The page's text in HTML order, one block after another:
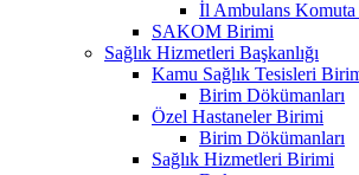
İl Ambulans
SAKOM Birimi
Sağlık Hizmetleri Başkanlığı
Kamu Sağlık Tesisleri
Birim Dökümanları
Özel Hastaneler Birimi
Birim Dökümanları
Sağlık Hizmetleri Birimi